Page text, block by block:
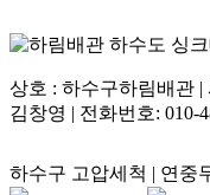
상호 : 하수구하림배관 |
김창영 | 전화번호: 010-
하수구 고압세척 | 연중